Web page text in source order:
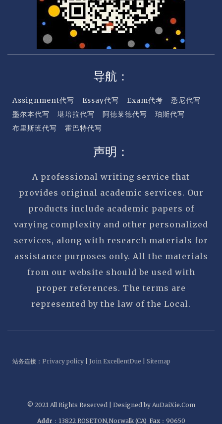
导航：
Assignment代写 Essay代写 Exam代考
悉尼代写
墨尔本代写
堪培拉代写 阿德莱德代写
珀斯代写
布里斯班代写
霍巴特代写
声明：
A professional writing service that
provides original academic services. Our
products include academic papers of
varying complexity and other personalized
services, along with research materials for
assistance purposes only. All the materials
from our website should be used with
proper references. The terms are
represented by the law of the Local.
© 2021 All Rights Reserved | Designed by AuDaiXie.Com
Addr ：13822 ROSETON,Norwalk (CA) Fax：90650
站务连接： Privacy policy Join ExcellentDue Sitemap